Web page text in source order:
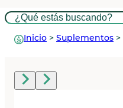
Buscar
Inicio > Suplementos >